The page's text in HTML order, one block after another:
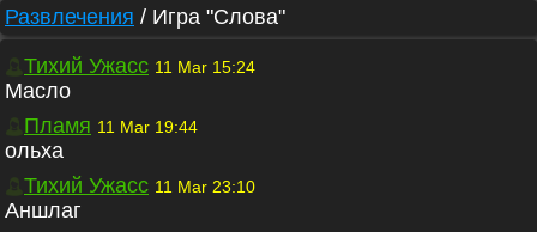
Развлечения / Игра "Слова"
Тихий Ужасс 11 Mar 15:24
Масло
Пламя 11 Mar 19:44
ольха
Тихий Ужасс 11 Mar 23:10
Аншлаг